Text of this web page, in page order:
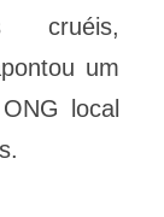
cruéis,
um
local